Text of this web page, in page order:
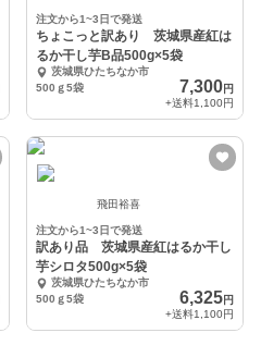
注文から1~3日で発送
ちょこっと訳あり 茨城県産紅は
るか干し芋B品500g×5袋
茨城県ひたちなか市
500ｇ5袋
7,300円
+送料1,100円
飛田裕喜
注文から1~3日で発送
訳あり品 茨城県産紅はるか干し
芋シロタ500g×5袋
茨城県ひたちなか市
500ｇ5袋
6,325円
+送料1,100円